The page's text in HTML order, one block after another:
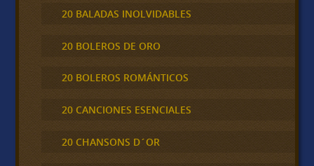
20 BALADAS INOLVIDABLES
20 BOLEROS DE ORO
20 BOLEROS ROMÁNTICOS
20 CANCIONES ESENCIALES
20 CHANSONS D´OR